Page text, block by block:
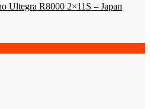
Ultegra R8000 2×11S – Japan